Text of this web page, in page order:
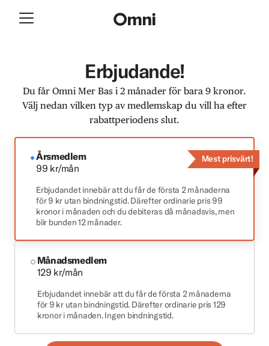
Erbjudande!
Du får Omni Mer Bas i 2 månader för bara 9 kronor.
Välj nedan vilken typ av medlemskap du vill ha efter
rabattperiodens slut.
Årsmedlem
99 kr/mån
Erbjudandet innebär att du får de första 2 månaderna
för 9 kr utan bindningstid. Därefter ordinarie pris 99
kronor i månaden och du debiteras då månadsvis, men
blir bunden 12 månader.
Mest prisvärt!
Månadsmedlem
129 kr/mån
Erbjudandet innebär att du får de första 2 månaderna
för 9 kr utan bindningstid. Därefter ordinarie pris 129
kronor i månaden. Ingen bindningstid.